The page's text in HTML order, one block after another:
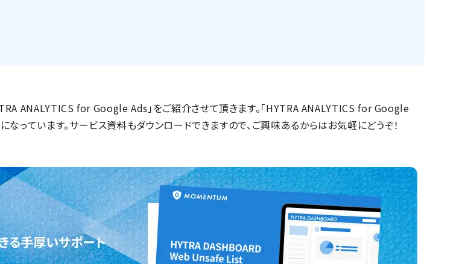
ANALYTICS for Google Ads」をご紹介させて頂きます。「HYTRA ANALYTICS for Google
っています。サービス資料もダウンロードできますので、ご興味あるからはお気軽にどうぞ！